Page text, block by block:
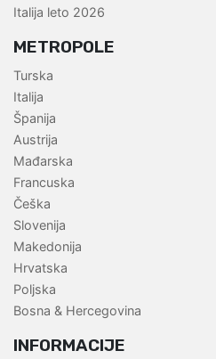
Italija leto 2026
METROPOLE
Turska
Italija
Španija
Austrija
Mađarska
Francuska
Češka
Slovenija
Makedonija
Hrvatska
Poljska
Bosna & Hercegovina
INFORMACIJE